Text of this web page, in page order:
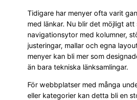
Tidigare har menyer ofta varit
med länkar. Nu blir det möjligt att
navigationsytor med kolumner,
justeringar, mallar och egna
menyer kan bli mer som
än bara tekniska länksamlingar.
För webbplatser med många
eller kategorier kan detta bli en